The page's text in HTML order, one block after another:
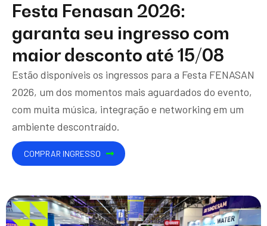
Festa Fenasan 2026:
garanta seu ingresso com
maior desconto até 15/08
Estão disponíveis os ingressos para a Festa FENASAN
2026, um dos momentos mais aguardados do evento,
com muita música, integração e networking em um
ambiente descontraído.
COMPRAR INGRESSO